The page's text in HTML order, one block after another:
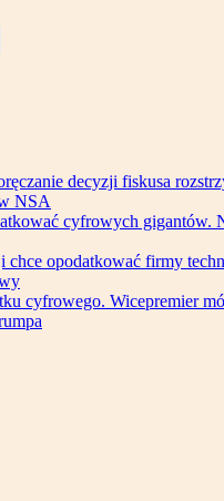
decyzji fiskusa
NSA
cyfrowych gigantów.
chce opodatkować firmy
cyfrowego. Wicepremier